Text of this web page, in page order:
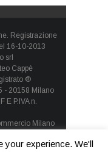
Registrazione
16-10-2013
srl
Cappè
®
- 20158 Milano
E P.IVA n.
Milano
your experience. We'll